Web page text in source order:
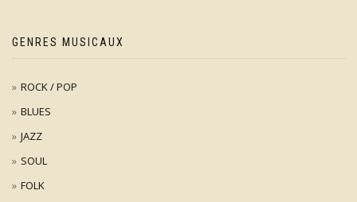
GENRES MUSICAUX
ROCK / POP
BLUES
JAZZ
SOUL
FOLK